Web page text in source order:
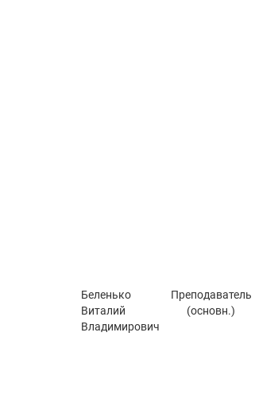
Беленько
Виталий
Владимирович
Преподаватель
(основн.)